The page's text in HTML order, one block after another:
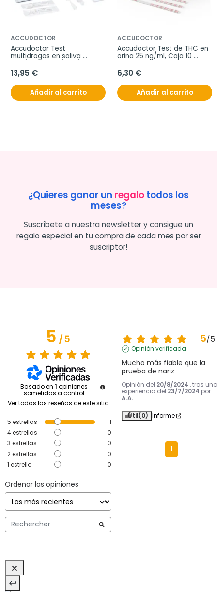
ACCUDOCTOR
Accudoctor Test
multidrogas en saliva
Caja 2 pruebas
13,95 €
Añadir al carrito
ACCUDOCTOR
Accudoctor Test de THC en
orina 25 ng/ml, Caja 10
6,30 €
Añadir al carrito
¿Quieres ganar un regalotodos los
meses?
Suscríbete a nuestra newsletter y consigue un
regalo especial en tu compra de cada mes por ser
suscriptor!
5/5
Basado en 1 opiniones
sometidas a control
Ver todas las reseñas de este sitio
5 estrellas
1
4estrellas
0
3 estrellas
0
2estrellas
0
1 estrella 0
Ordenar las opiniones
5/5
Opinión verificada
Mucho más fiable que la
prueba de nariz
Opinión del 20/8/2024 , tras una
experiencia del 23/7/2024 por
A.A.
Útil(0) Informe
1